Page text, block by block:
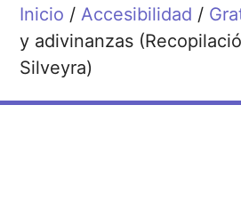
Inicio /Accesibilidad /
y adivinanzas
Silveyra)